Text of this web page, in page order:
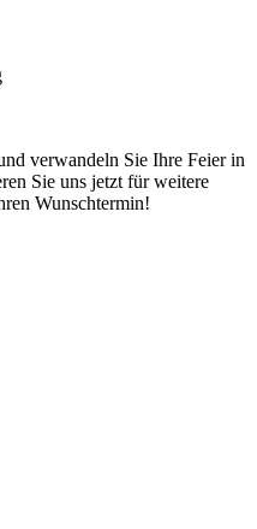
verwandeln Sie Ihre Feier in
Sie uns jetzt für weitere
Wunschtermin!